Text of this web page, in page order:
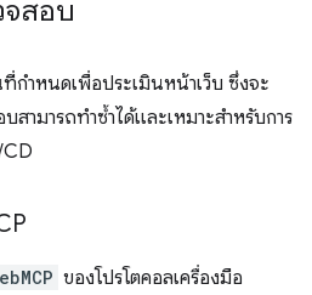
จสอบ
ำหนดเพื่อประเมินหน้าเว็บ ซึ่งจะ
สามารถทำซ้ำได้และเหมาะสำหรับการ
CD
ของโปรโตคอลเครื่องมือ